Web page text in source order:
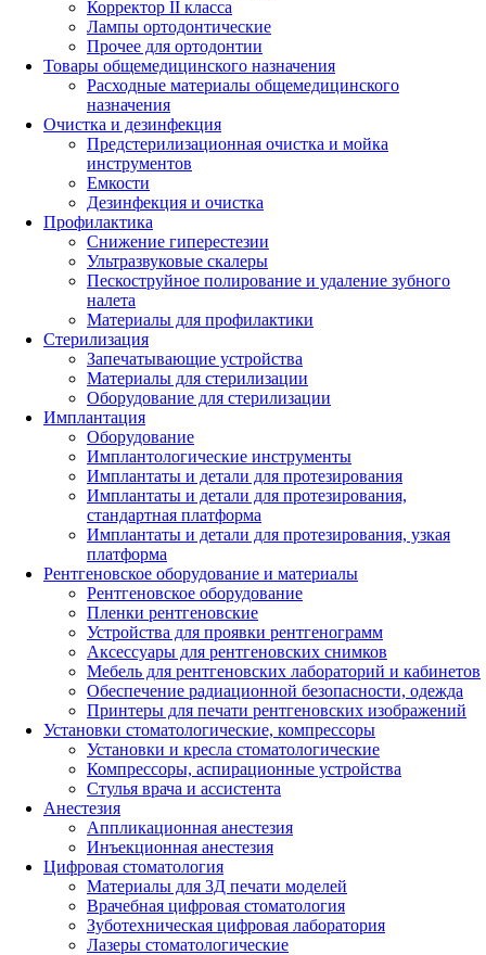
Корректор II класса
Лампы ортодонтические
Прочее для ортодонтии
Товары общемедицинского назначения
Расходные материалы общемедицинского
назначения
Очистка и дезинфекция
Предстерилизационная очистка и мойка
инструментов
Емкости
Дезинфекция и очистка
Профилактика
Снижение гиперестезии
Ультразвуковые скалеры
Пескоструйное полирование и удаление зубного
налета
Материалы для профилактики
Стерилизация
Запечатывающие устройства
Материалы для стерилизации
Оборудование для стерилизации
Имплантация
Оборудование
Имплантологические инструменты
Имплантаты и детали для протезирования
Имплантаты и детали для протезирования,
стандартная платформа
Имплантаты и детали для протезирования, узкая
платформа
Рентгеновское оборудование и материалы
Рентгеновское оборудование
Пленки рентгеновские
Устройства для проявки рентгенограмм
Аксессуары для рентгеновских снимков
Мебель для рентгеновских лабораторий и кабинетов
Обеспечение радиационной безопасности, одежда
Принтеры для печати рентгеновских изображений
Установки стоматологические, компрессоры
Установки и кресла стоматологические
Компрессоры, аспирационные устройства
Стулья врача и ассистента
Анестезия
Аппликационная анестезия
Инъекционная анестезия
Цифровая стоматология
Материалы для 3Д печати моделей
Врачебная цифровая стоматология
Зуботехническая цифровая лаборатория
Лазеры стоматологические